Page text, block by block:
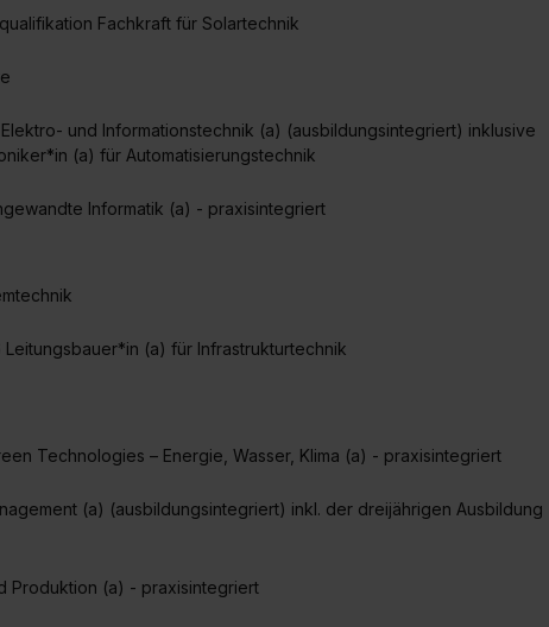
Fachkraft für Solartechnik
und Informationstechnik (a) (ausbildungsintegriert) inklusive
(a) für Automatisierungstechnik
Informatik (a) - praxisintegriert
(a) für Infrastrukturtechnik
Technologies – Energie, Wasser, Klima (a) - praxisintegriert
(a) (ausbildungsintegriert) inkl. der dreijährigen Ausbildung
Produktion (a) - praxisintegriert